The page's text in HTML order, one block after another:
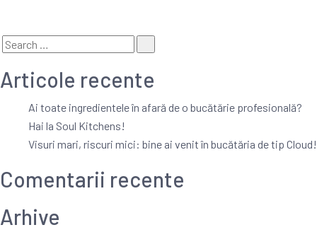
Search
for:
Articole recente
Ai toate ingredientele în afară de o bucătărie profesională?
Hai la Soul Kitchens!
Visuri mari, riscuri mici: bine ai venit în bucătăria de tip Cloud!
Comentarii recente
Arhive